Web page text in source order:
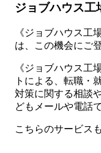
ジョブハウス工
《ジョブハウス工
は、この機会にご
《ジョブハウス工
トによる、転職・
対策に関する相談
どもメールや電話
こちらのサービス